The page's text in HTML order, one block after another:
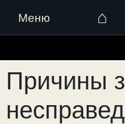
Меню ⌂
к
содержимому
Причины